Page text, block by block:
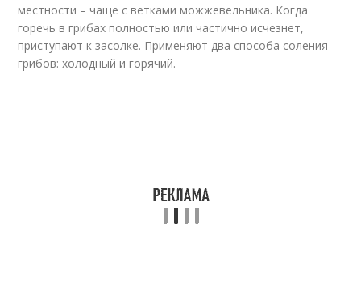
местности – чаще с ветками можжевельника. Когда
горечь в грибах полностью или частично исчезнет,
приступают к засолке. Применяют два способа соления
грибов: холодный и горячий.